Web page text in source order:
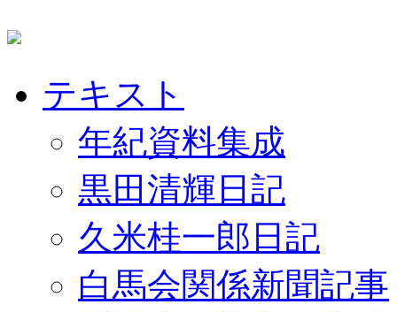
テキスト
年紀資料集成
黒田清輝日記
久米桂一郎日記
白馬会関係新聞記事